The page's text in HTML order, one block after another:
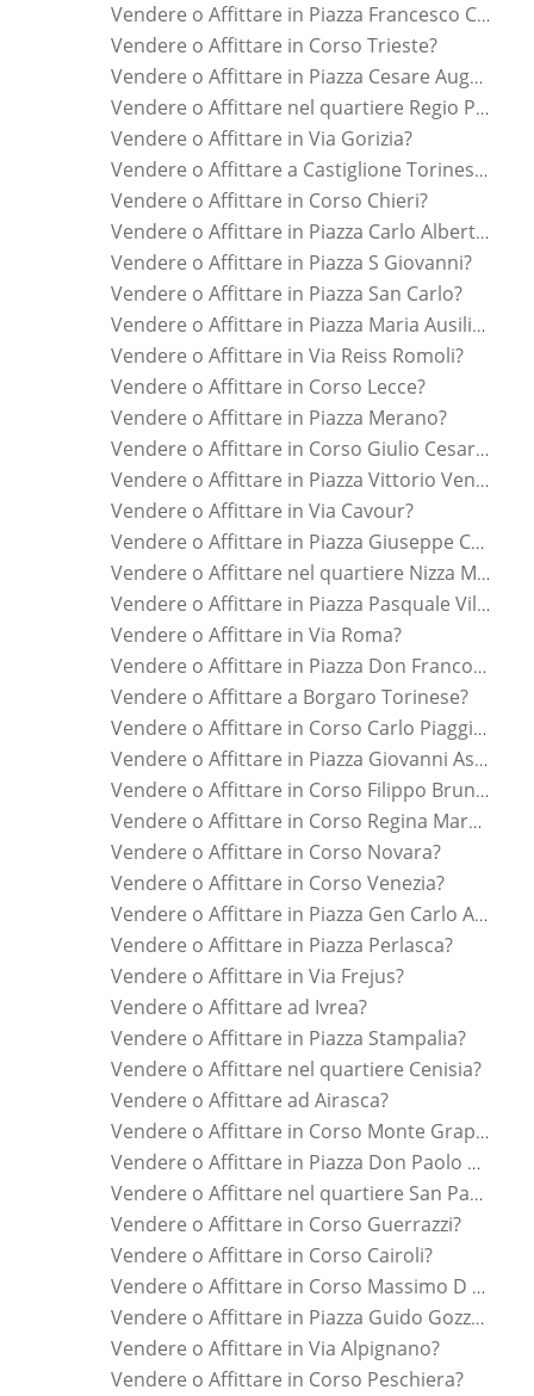
Vendere o Affittare in Piazza Francesco Carrara?
Vendere o Affittare in Corso Trieste?
Vendere o Affittare in Piazza Cesare Augusto?
Vendere o Affittare nel quartiere Regio Parco?
Vendere o Affittare in Via Gorizia?
Vendere o Affittare a Castiglione Torinese?
Vendere o Affittare in Corso Chieri?
Vendere o Affittare in Piazza Carlo Alberto?
Vendere o Affittare in Piazza S Giovanni?
Vendere o Affittare in Piazza San Carlo?
Vendere o Affittare in Piazza Maria Ausiliatrice?
Vendere o Affittare in Via Reiss Romoli?
Vendere o Affittare in Corso Lecce?
Vendere o Affittare in Piazza Merano?
Vendere o Affittare in Corso Giulio Cesare?
Vendere o Affittare in Piazza Vittorio Veneto?
Vendere o Affittare in Via Cavour?
Vendere o Affittare in Piazza Giuseppe Cesare Abba?
Vendere o Affittare nel quartiere Nizza Millefonti?
Vendere o Affittare in Piazza Pasquale Villari?
Vendere o Affittare in Via Roma?
Vendere o Affittare in Piazza Don Franco Delpiano?
Vendere o Affittare a Borgaro Torinese?
Vendere o Affittare in Corso Carlo Piaggia?
Vendere o Affittare in Piazza Giovanni Astengo?
Vendere o Affittare in Corso Filippo Brunelleschi?
Vendere o Affittare in Corso Regina Margherita?
Vendere o Affittare in Corso Novara?
Vendere o Affittare in Corso Venezia?
Vendere o Affittare in Piazza Gen Carlo Alberto Dalla Chiesa?
Vendere o Affittare in Piazza Perlasca?
Vendere o Affittare in Via Frejus?
Vendere o Affittare ad Ivrea?
Vendere o Affittare in Piazza Stampalia?
Vendere o Affittare nel quartiere Cenisia?
Vendere o Affittare ad Airasca?
Vendere o Affittare in Corso Monte Grappa?
Vendere o Affittare in Piazza Don Paolo Albera?
Vendere o Affittare nel quartiere San Paolo?
Vendere o Affittare in Corso Guerrazzi?
Vendere o Affittare in Corso Cairoli?
Vendere o Affittare in Corso Massimo D Azeglio?
Vendere o Affittare in Piazza Guido Gozzano?
Vendere o Affittare in Via Alpignano?
Vendere o Affittare in Corso Peschiera?